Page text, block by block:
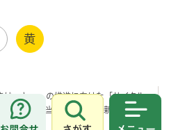
黄
お問合せ
さがす
「ツール・ド・フランスさいたまク
辺で開催されます。
の改修工事に伴い、メイン会場やコ
ーと～」の推進に向けた「サイクル
ので、ぜひ当日はさいたま新都心駅周